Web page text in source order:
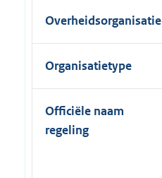
Overheidsorganisatie
Organisatietype
Officiële naam
regeling